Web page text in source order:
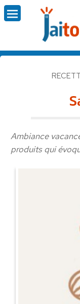
Ambiance
produits qui